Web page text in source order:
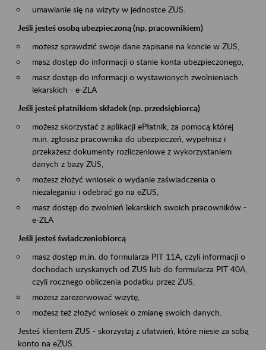
umawianie się na wizyty w jednostce ZUS.
Jeśli jesteś osobą ubezpieczoną (np. pracownikiem)
możesz sprawdzić swoje dane zapisane na koncie w ZUS,
masz dostęp do informacji o stanie konta ubezpieczonego,
masz dostęp do informacji o wystawionych zwolnieniach
lekarskich - e-ZLA
Jeśli jesteś płatnikiem składek (np. przedsiębiorcą)
możesz skorzystać z aplikacji ePłatnik, za pomocą której
m.in. zgłosisz pracownika do ubezpieczeń, wypełnisz i
przekażesz dokumenty rozliczeniowe z wykorzystaniem
danych z bazy ZUS,
możesz złożyć wniosek o wydanie zaświadczenia o
niezaleganiu i odebrać go na eZUS,
masz dostęp do zwolnień lekarskich swoich pracowników -
e-ZLA
Jeśli jesteś świadczeniobiorcą
masz dostęp m.in. do formularza PIT 11A, czyli informacji o
dochodach uzyskanych od ZUS lub do formularza PIT 40A,
czyli rocznego obliczenia podatku przez ZUS,
możesz zarezerwować wizytę,
możesz też złożyć wniosek o zmianę swoich danych.
Jesteś klientem ZUS - skorzystaj z ułatwień, które niesie za sobą
konto na eZUS.